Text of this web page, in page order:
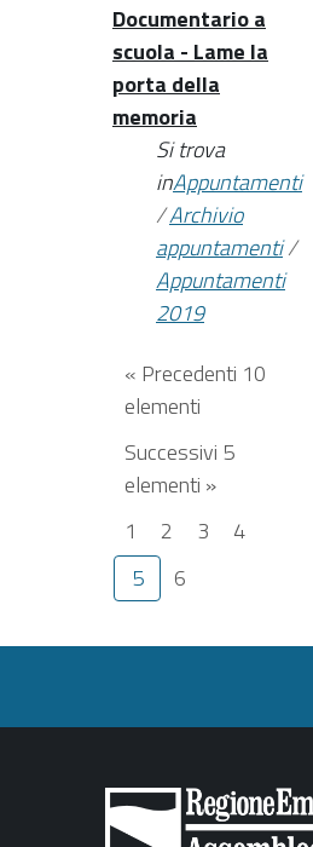
Documentario a
scuola - Lame la
porta della
memoria
Si trova
inAppuntamenti
/Archivio
appuntamenti/
Appuntamenti
2019
« Precedenti 10
elementi
Successivi 5
elementi »
1
2 3
4
5
6